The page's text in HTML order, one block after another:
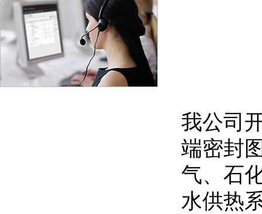
我公司
端密封
气、石
水供热